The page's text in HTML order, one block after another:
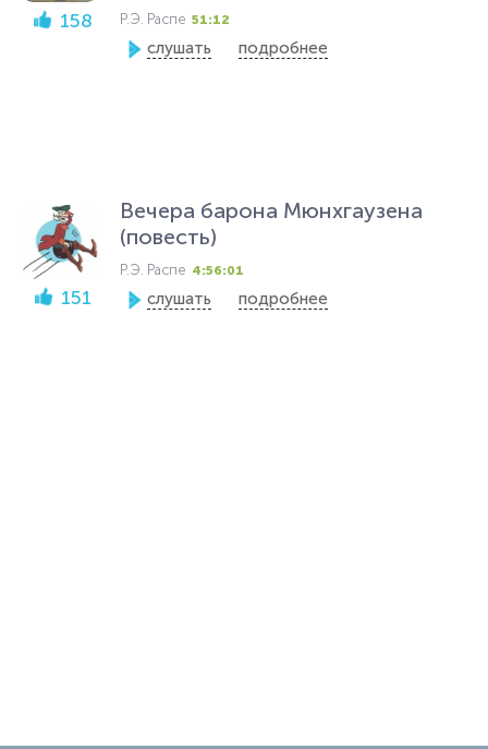
158 Р.Э. Распе 51:12
слушать подробнее
151
Вечера барона Мюнхгаузена
(повесть)
Р.Э. Распе 4:56:01
слушать подробнее